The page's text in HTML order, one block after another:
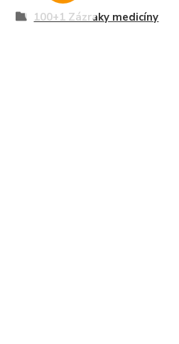
100+1 Zázraky medicíny